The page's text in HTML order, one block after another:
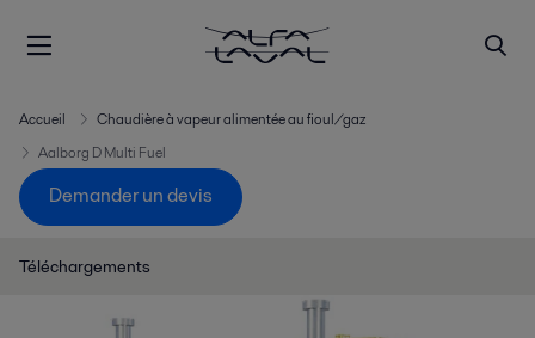
Accueil
Chaudière à vapeur alimentée au fioul/gaz
Aalborg D Multi Fuel
Demander un devis
Téléchargements